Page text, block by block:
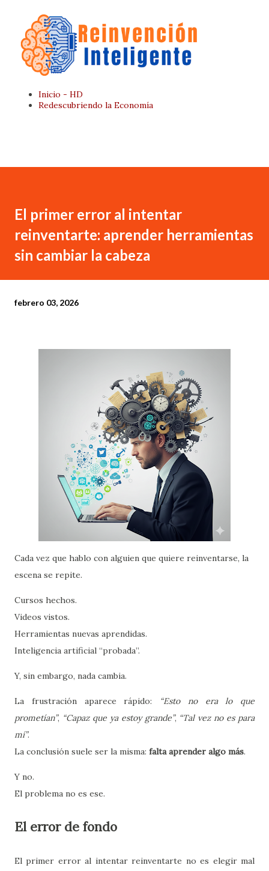
Inicio - HD
Redescubriendo la Economía
El primer error al intentar
reinventarte: aprender herramientas
sin cambiar la cabeza
febrero 03, 2026
Cada vez que hablo con alguien que quiere reinventarse, la
escena se repite.
Cursos hechos.
Videos vistos.
Herramientas nuevas aprendidas.
Inteligencia artificial “probada”.
Y, sin embargo, nada cambia.
La frustración aparece rápido:
“Esto no era lo que
prometían”, “Capaz que ya estoy grande”, “Tal vez no es para
mí”.
La conclusión suele ser la misma: falta aprender algo más.
Y no.
El problema no es ese.
El error de fondo
El primer error al intentar reinventarte no es elegir mal